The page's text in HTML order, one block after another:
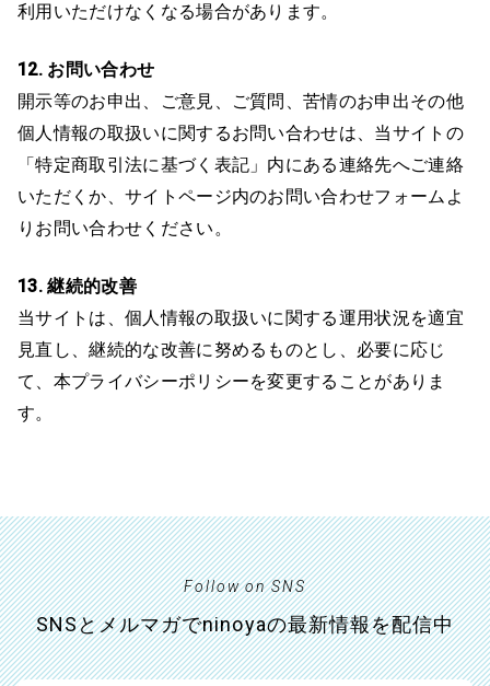
利用いただけなくなる場合があります。
12. お問い合わせ
開示等のお申出、ご意見、ご質問、苦情のお申出その他
個人情報の取扱いに関するお問い合わせは、当サイトの
「特定商取引法に基づく表記」内にある連絡先へご連絡
いただくか、サイトページ内のお問い合わせフォームよ
りお問い合わせください。
13. 継続的改善
当サイトは、個人情報の取扱いに関する運用状況を適宜
見直し、継続的な改善に努めるものとし、必要に応じ
て、本プライバシーポリシーを変更することがありま
す。
Follow on SNS
SNSとメルマガでninoyaの最新情報を配信中